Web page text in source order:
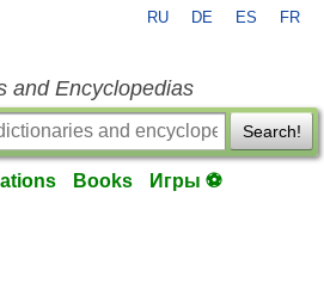
RU DE ES FR
and Encyclopedias
Search!
Books Игры ⚽